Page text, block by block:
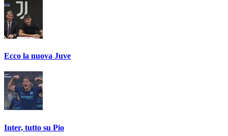
Ecco la nuova Juve
Inter, tutto su Pio